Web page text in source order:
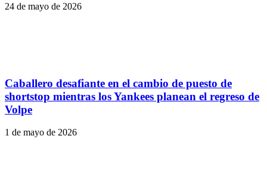
24 de mayo de 2026
Caballero desafiante en el cambio de puesto de
shortstop mientras los Yankees planean el regreso de
Volpe
1 de mayo de 2026